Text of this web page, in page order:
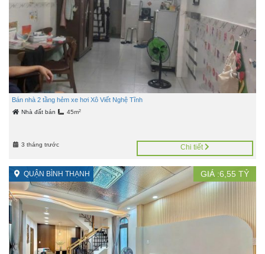
Bán nhà 2 tầng hẻm xe hơi Xô Viết Nghệ Tĩnh
Nhà đất bán 45m2
3 tháng trước Chi tiết
QUẬN BÌNH THẠNH GIÁ :6,55 TỶ